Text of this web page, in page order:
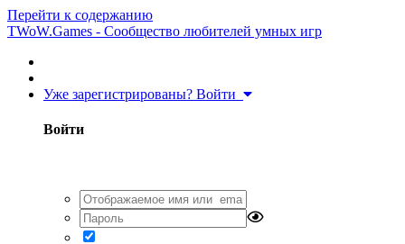
Перейти к содержанию
TWoW.Games - Сообщество любителей умных игр
Уже зарегистрированы? Войти
Войти